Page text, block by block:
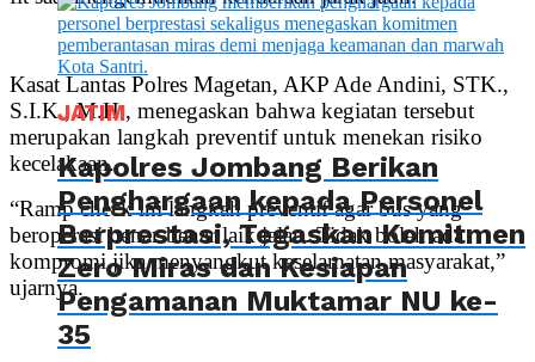
Kasat Lantas Polres Magetan, AKP Ade Andini, STK.,
S.I.K., M.H., menegaskan bahwa kegiatan tersebut
merupakan langkah preventif untuk menekan risiko
kecelakaan.
“Ramp check ini langkah preventif agar bus yang
beroperasi benar-benar laik jalan. Tidak boleh ada
kompromi jika menyangkut keselamatan masyarakat,”
ujarnya.
JATIM
Kapolres Jombang Berikan
Penghargaan kepada Personel
Berprestasi, Tegaskan Komitmen
Zero Miras dan Kesiapan
Pengamanan Muktamar NU ke-
35